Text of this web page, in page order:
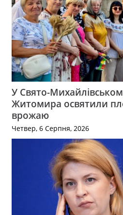
У Свято-
Житомира освятили
врожаю
Четвер, 6 Серпня, 2026